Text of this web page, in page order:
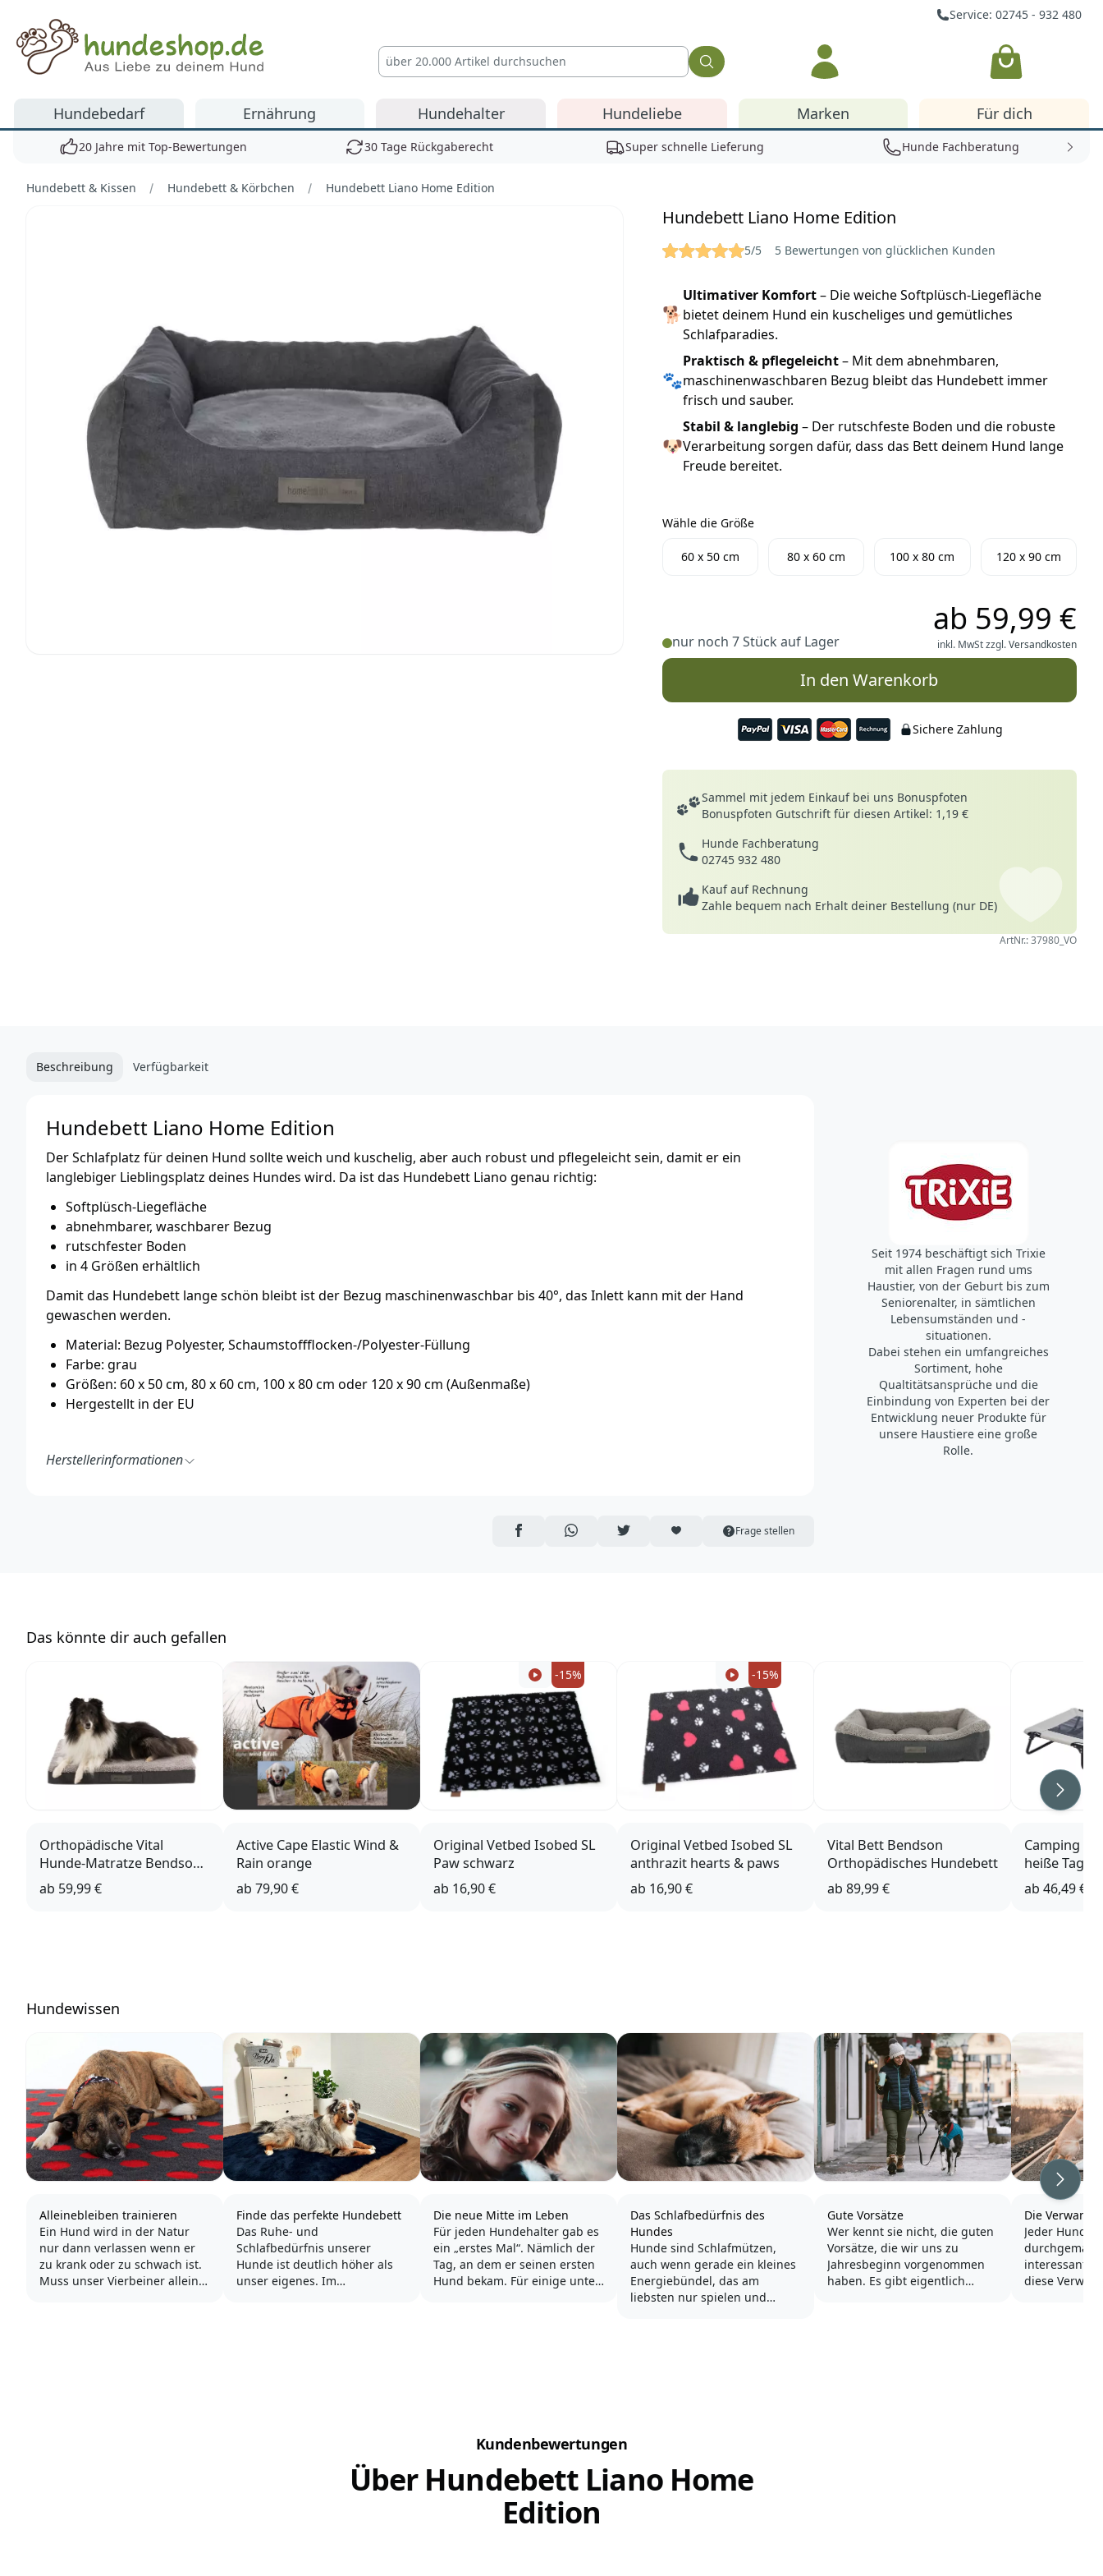
Service: 02745 - 932 480
Hundeshop.de
Warenkorb
Hundebedarf Ernährung Hundehalter Hundeliebe Marken Für dich
20 Jahre mit Top-Bewertungen 30 Tage Rückgaberecht Super schnelle Lieferung Hunde Fachberatung
Hundebett & Kissen Hundebett & Körbchen Hundebett Liano Home Edition
Hundebett Liano Home Edition
Reviews 5/5 5 Bewertungen von glücklichen Kunden
🐕
Ultimativer Komfort– Die weiche Softplüsch-Liegefläche
bietet deinem Hund ein kuscheliges und gemütliches
Schlafparadies.
🐾
Praktisch & pflegeleicht– Mit dem abnehmbaren,
maschinenwaschbaren Bezug bleibt das Hundebett immer
frisch und sauber.
🐶
Stabil & langlebig – Der rutschfeste Boden und die robuste
Verarbeitung sorgen dafür, dass das Bett deinem Hund lange
Freude bereitet.
Wähle die Größe
60 x 50 cm 80 x 60 cm 100 x 80 cm 120 x 90 cm
nur noch 7 Stück auf Lager
ab 59,99 €
inkl. MwSt zzgl.Versandkosten
In den Warenkorb
Sichere Zahlung
Deine Vorteile
Sammel mit jedem Einkauf bei uns Bonuspfoten
Bonuspfoten Gutschrift für diesen Artikel: 1,19 €
Hunde Fachberatung
02745 932 480
Kauf auf Rechnung
Zahle bequem nach Erhalt deiner Bestellung (nur DE)
ArtNr.: 37980_VO
Beschreibung Verfügbarkeit
Hundebett Liano Home Edition
Der Schlafplatz für deinen Hund sollte weich und kuschelig, aber auch robust und pflegeleicht sein, damit er ein
langlebiger Lieblingsplatz deines Hundes wird. Da ist das Hundebett Liano genau richtig:
Softplüsch-Liegefläche
abnehmbarer, waschbarer Bezug
rutschfester Boden
in 4 Größen erhältlich
Damit das Hundebett lange schön bleibt ist der Bezug maschinenwaschbar bis 40°, das Inlett kann mit der Hand
gewaschen werden.
Material: Bezug Polyester, Schaumstoffflocken-/Polyester-Füllung
Farbe: grau
Größen: 60 x 50 cm, 80 x 60 cm, 100 x 80 cm oder 120 x 90 cm (Außenmaße)
Hergestellt in der EU
Herstellerinformationen
AUF FACEBOOK TEILEN
ÜBER WHATSAPP TEILEN
AUF TWITTER TEILENARTIKEL AUF DIE MERKLISTE
Frage stellen
Seit 1974 beschäftigt sich Trixie
mit allen Fragen rund ums
Haustier, von der Geburt bis zum
Seniorenalter, in sämtlichen
Lebensumständen und -
situationen.
Dabei stehen ein umfangreiches
Sortiment, hohe
Qualtitätsansprüche und die
Einbindung von Experten bei der
Entwicklung neuer Produkte für
unsere Haustiere eine große
Rolle.
Das könnte dir auch gefallen
Orthopädische Vital
Hunde-Matratze Bendson
grau
ab 59,99 €
Active Cape Elastic Wind &
Rain orange
ab 79,90 €
-15%
Original Vetbed Isobed SL
Paw schwarz
ab 16,90 €
-15%
Original Vetbed Isobed SL
anthrazit hearts & paws
ab 16,90 €
Vital Bett Bendson
Orthopädisches Hundebett
ab 89,99 €
Camping
heiße Tage
ab 46,49 €
Weiter
Hundewissen
Alleinebleiben trainieren
Ein Hund wird in der Natur
nur dann verlassen wenn er
zu krank oder zu schwach ist.
Muss unser Vierbeiner alleine
Finde das perfekte Hundebett
Das Ruhe- und
Schlafbedürfnis unserer
Hunde ist deutlich höher als
unser eigenes. Im
Die neue Mitte im Leben
Für jeden Hundehalter gab es
ein „erstes Mal“. Nämlich der
Tag, an dem er seinen ersten
Hund bekam. Für einige unter
Das Schlafbedürfnis des
Hundes
Hunde sind Schlafmützen,
auch wenn gerade ein kleines
Energiebündel, das am
liebsten nur spielen und
Gute Vorsätze
Wer kennt sie nicht, die guten
Vorsätze, die wir uns zu
Jahresbeginn vorgenommen
haben. Es gibt eigentlich
Die
Jeder
interessanter
diese
Weiter
Kundenbewertungen
Über Hundebett Liano Home
Edition